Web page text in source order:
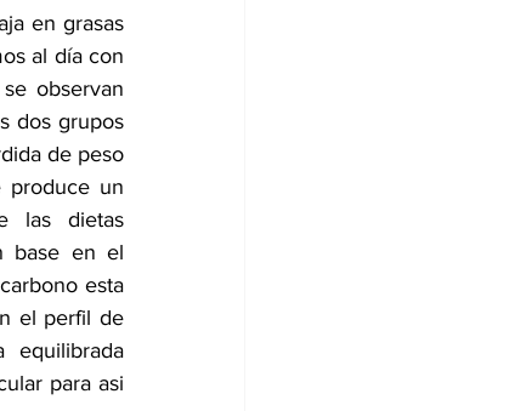
en grasas
al día con
observan
dos grupos
de peso
produce un
las dietas
base en el
esta
el perfil de
equilibrada
para asi